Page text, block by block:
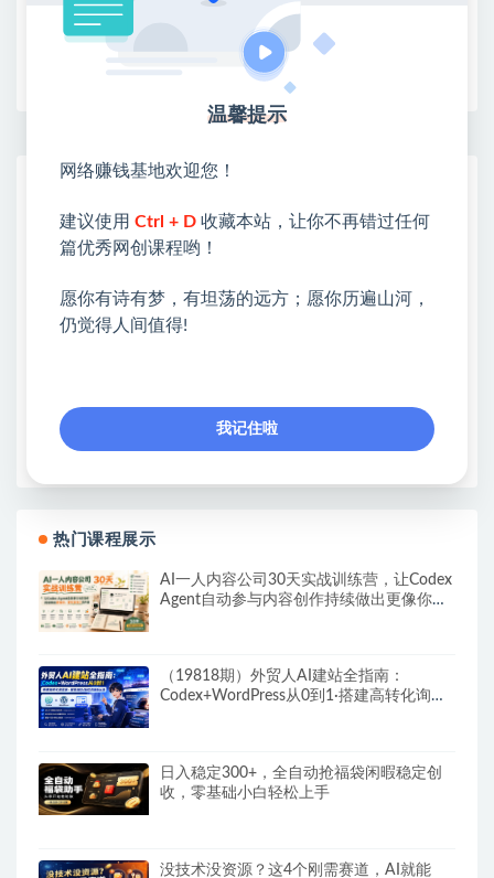
链接
站长微信：无
❤本站：本站整合多方资源站，主要面向互联网创业
❤能助您：找项目 + 低成本创业 + 减少信息差 + 见识
各种项目 + 提升网创认知。
❤如果您也依存于互联网，欢迎加入本站会员，将尽
早为您提供丰盛价值。祝您前程似锦！
热门课程展示
AI一人内容公司30天实战训练营，让Codex
Agent自动参与内容创作持续做出更像你、
（19818期）外贸人AI建站全指南：
Codex+WordPress从0到1·搭建高转化询盘
日入稳定300+，全自动抢福袋闲暇稳定创
收，零基础小白轻松上手
没技术没资源？这4个刚需赛道，AI就能
温馨提示
网络赚钱基地欢迎您！
建议使用 Ctrl + D 收藏本站，让你不再错过任何
篇优秀网创课程哟！
愿你有诗有梦，有坦荡的远方；愿你历遍山河，
仍觉得人间值得!
我记住啦